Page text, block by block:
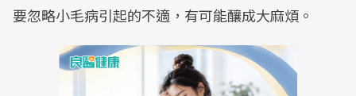
要忽略小毛病引起的不適，有可能釀成大麻煩。